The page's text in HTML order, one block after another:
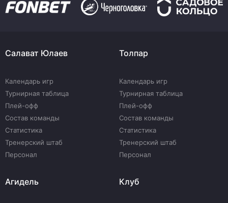
Салават Юлаев
Календарь игр
Турнирная таблица
Плей-офф
Состав команды
Статистика
Тренерский штаб
Персонал
Толпар
Календарь игр
Турнирная таблица
Плей-офф
Состав команды
Статистика
Тренерский штаб
Персонал
Агидель Клуб